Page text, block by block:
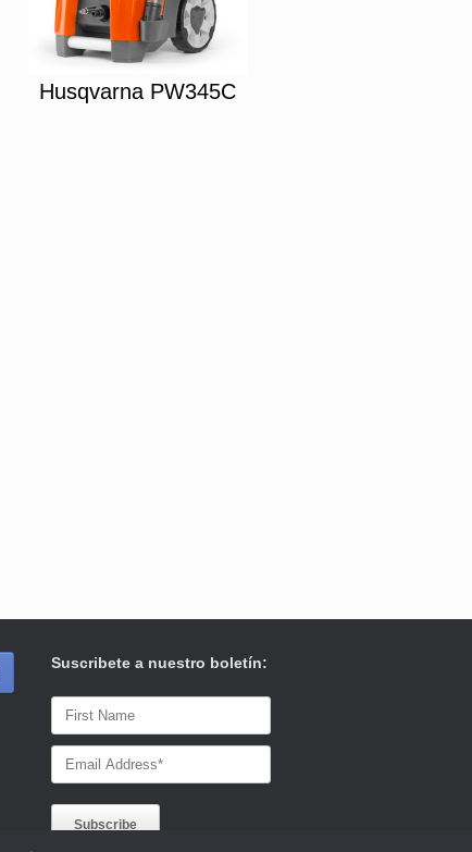
Husqvarna PW345C
Suscribete a nuestro boletín: